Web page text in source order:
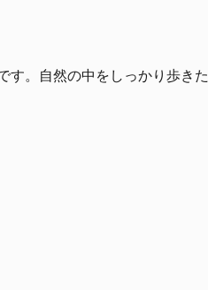
す。自然の中をしっかり歩きた